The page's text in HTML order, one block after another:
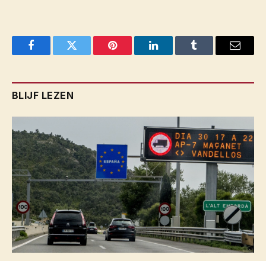
FacebookTwitter Pinterest LinkedInTumblr Email
BLIJF LEZEN